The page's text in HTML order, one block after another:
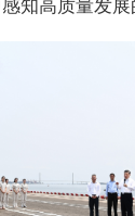
知高质量发展